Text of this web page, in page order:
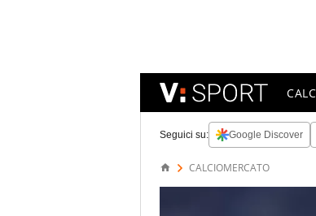
Seguici su: Google Discover
CALCIOMERCATO